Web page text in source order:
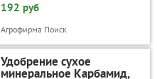
192 руб
Агрофирма Поиск
Удобрение сухое
минеральное Карбамид,